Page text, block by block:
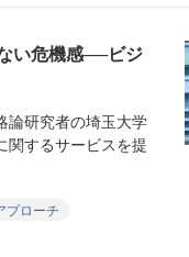
い危機感──ビジ
論研究者の埼玉大学
関するサービスを提
プローチ